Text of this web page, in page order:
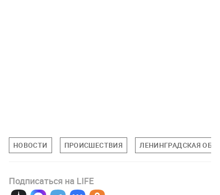
НОВОСТИ ПРОИСШЕСТВИЯ ЛЕНИНГРАДСКАЯ
Подписаться на LIFE